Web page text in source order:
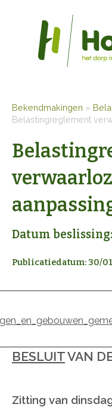
Bekendmakingen »
Belastingreglement
Datum
Publicatiedatum: 30/
BESLUITVAN
Zitting van